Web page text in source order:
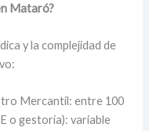
Mataró?
y la complejidad de
Mercantil: entre 100
o gestoría): variable